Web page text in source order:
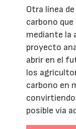
Otra línea
carbono que
mediante la
proyecto
abrir en el
los
carbono en
posible vía